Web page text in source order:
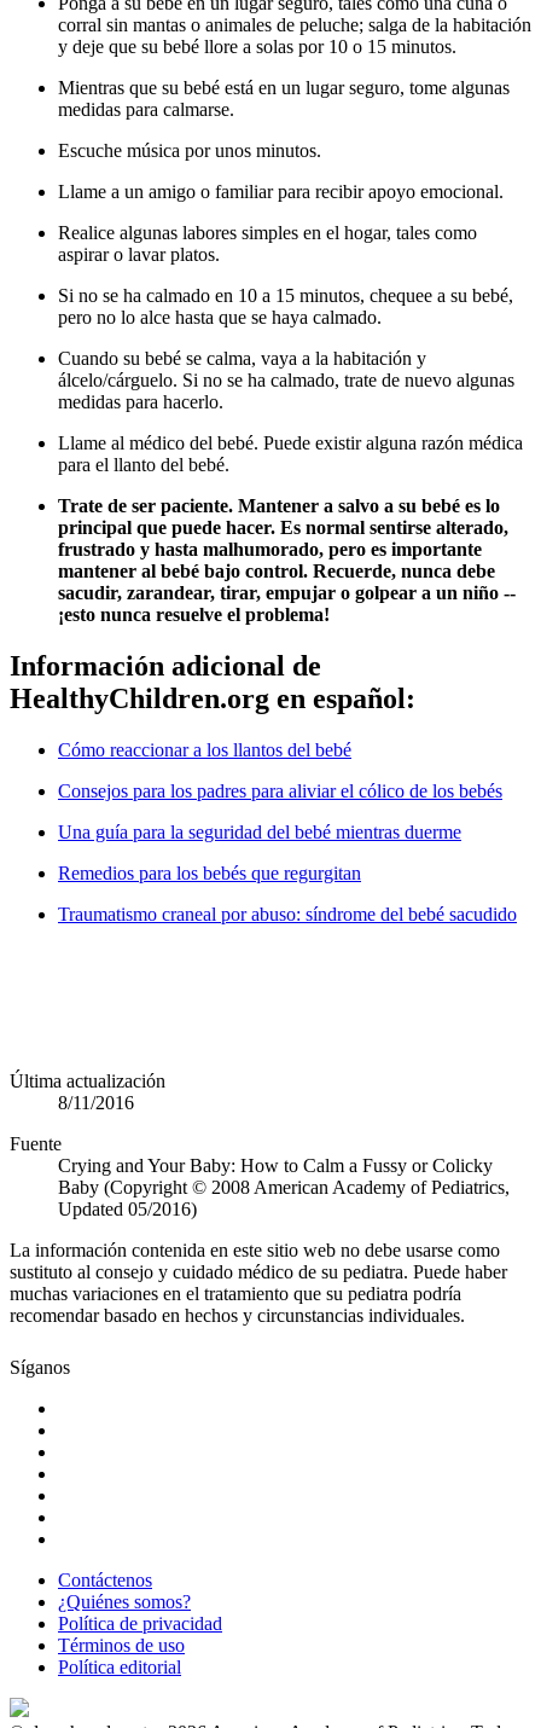
corral sin mantas o animales de peluche; salga de la habitación
y deje que su bebé llore a solas por 10 o 15 minutos.
Mientras que su bebé está en un lugar seguro, tome algunas
medidas para calmarse.
Escuche música por unos minutos.
Llame a un amigo o familiar para recibir apoyo emocional.
Realice algunas labores simples en el hogar, tales como
aspirar o lavar platos.
Si no se ha calmado en 10 a 15 minutos, chequee a su bebé,
pero no lo alce hasta que se haya calmado.
Cuando su bebé se calma, vaya a la habitación y
álcelo/cárguelo. Si no se ha calmado, trate de nuevo algunas
medidas para hacerlo.
Llame al médico del bebé. Puede existir alguna razón médica
para el llanto del bebé.
Trate de ser paciente. Mantener a salvo a su bebé es lo
principal que puede hacer. Es normal sentirse alterado,
frustrado y hasta malhumorado, pero es importante
mantener al bebé bajo control. Recuerde, nunca debe
sacudir, zarandear, tirar, empujar o golpear a un niño --
¡esto nunca resuelve el problema!
Información adicional de
HealthyChildren.org en español:
Cómo reaccionar a los llantos del bebé
Consejos para los padres para aliviar el cólico de los bebés
Una guía para la seguridad del bebé mientras duerme
Remedios para los bebés que regurgitan
Traumatismo craneal por abuso: síndrome del bebé sacudido
Última actualización
8/11/2016
Fuente
Crying and Your Baby: How to Calm a Fussy or Colicky
Baby (Copyright © 2008 American Academy of Pediatrics,
Updated 05/2016)
La información contenida en este sitio web no debe usarse como
sustituto al consejo y cuidado médico de su pediatra. Puede haber
muchas variaciones en el tratamiento que su pediatra podría
recomendar basado en hechos y circunstancias individuales.
Síganos
Contáctenos
¿Quiénes somos?
Política de privacidad
Términos de uso
Política editorial